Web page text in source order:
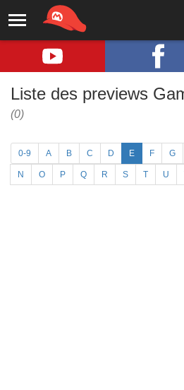
Liste des previews
(0)
0-9 A B C D E F G
N O P Q R S T U